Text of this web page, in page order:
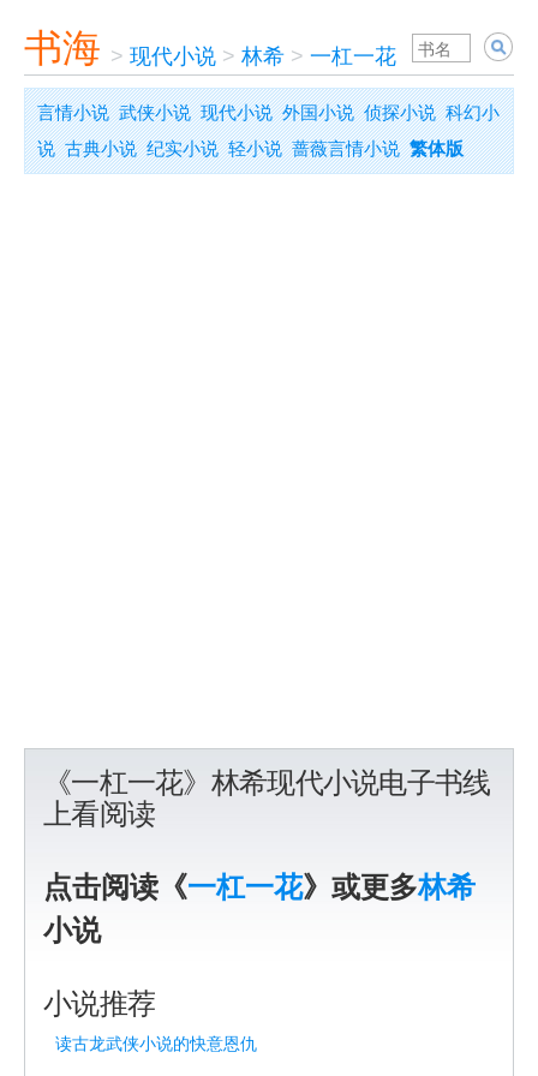
书海 > 现代小说 > 林希 > 一杠一花
言情小说 武侠小说 现代小说 外国小说 侦探小说 科幻小
说 古典小说 纪实小说 轻小说 蔷薇言情小说 繁体版
《一杠一花》林希现代小说电子书线
上看阅读
点击阅读《一杠一花》或更多林希
小说
小说推荐
读古龙武侠小说的快意恩仇